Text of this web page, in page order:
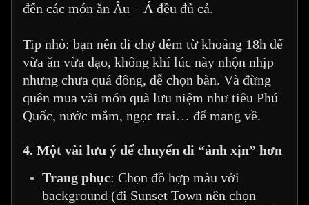
đến các món ăn Âu – Á đều đủ cả.
Tip nhỏ: bạn nên đi chợ đêm từ khoảng 18h để
vừa ăn vừa dạo, không khí lúc này nhộn nhịp
nhưng chưa quá đông, dễ chọn bàn. Và đừng
quên mua vài món quà lưu niệm như tiêu Phú
Quốc, nước mắm, ngọc trai… để mang về.
4. Một vài lưu ý để chuyến đi “ảnh xịn” hơn
Trang phục: Chọn đồ hợp màu với
background (đi Sunset Town nên chọn